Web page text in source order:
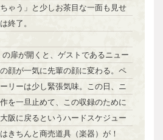
ゃう」と少しお茶目な一面も見せ
終了。
の扉が開くと、ゲストであるニュー
顔が一気に先輩の顔に変わる。ペ
リーは少し緊張気味。この日、ニ
を一旦止めて、この収録のために
阪に戻るというハードスケジュー
きちんと商売道具（楽器）が！